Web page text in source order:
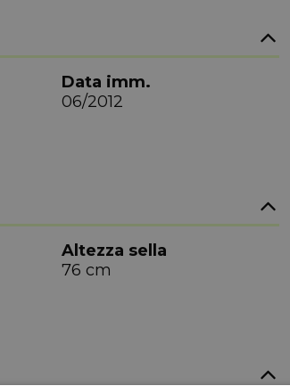
Data imm.
06/2012
Altezza sella
76 cm